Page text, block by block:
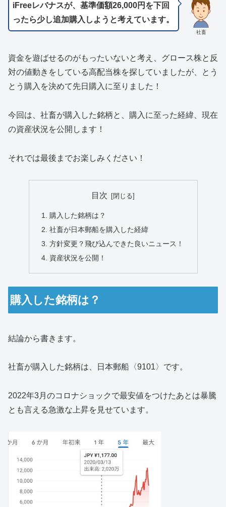
社畜
iFreeレバナスが、基準価額26,000円を下回
ったら少し追加購入しようと考えています。
資金を遊ばせるのがもったいないと考え、グロース株と反
対の値動きをしている高配当株を探していましたが、とう
とう購入を決めて先日購入に至りました！
今回は、社畜が購入した銘柄と、購入に至った経緯、現在
の資産状況を公開します！
それでは最後までお楽しみください！
目次
購入した銘柄は？
社畜が日本郵船を購入した経緯
方針変更？飛び込んできた良いニュース！
資産状況を公開！
購入した銘柄は？
結論から書きます。
社畜が購入した銘柄は、日本郵船〈9101〉です。
2022年3月のコロナショックで最安値をつけたあとは暴騰
とも言える急激な上昇を見せています。